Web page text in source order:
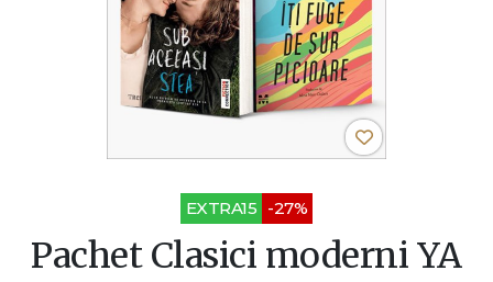
EXTRA15 -27%
Pachet Clasici moderni YA